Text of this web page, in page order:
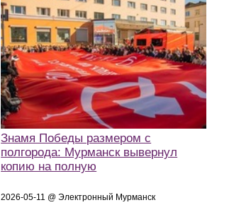
Знамя Победы размером с
полгорода: Мурманск вывернул
копию на полную
2026-05-11 @ Электронный Мурманск